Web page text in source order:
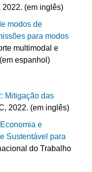
2022. (em inglês)
modos de
para modos
multimodal e
espanhol)
Mitigação das
2022. (em inglês)
e
Sustentável para
do Trabalho